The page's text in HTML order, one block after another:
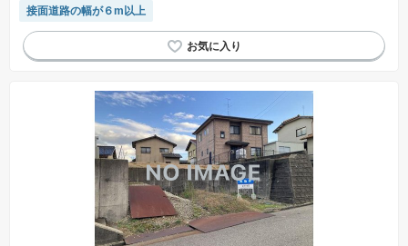
接面道路の幅が６m以上